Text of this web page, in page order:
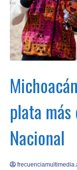
plata
Nacional